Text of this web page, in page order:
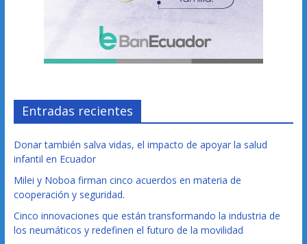
Entradas recientes
Donar también salva vidas, el impacto de apoyar la salud
infantil en Ecuador
Milei y Noboa firman cinco acuerdos en materia de
cooperación y seguridad.
Cinco innovaciones que están transformando la industria de
los neumáticos y redefinen el futuro de la movilidad